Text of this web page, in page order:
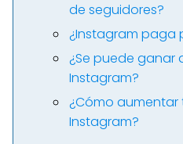
de seguidores?
¿Instagram paga
¿Se puede ganar
Instagram?
¿Cómo aumentar
Instagram?